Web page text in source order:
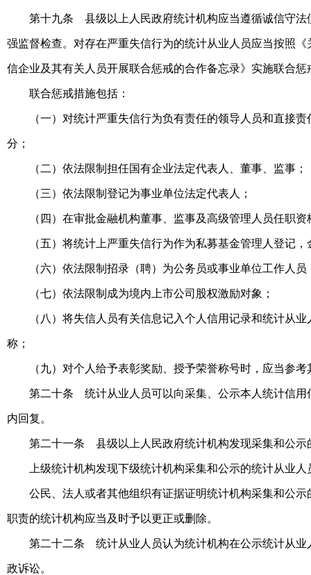
第十九条 县级以上人民政府统计机构应当遵循诚信守法
强监督检查。对存在严重失信行为的统计从业人员应当按照
信企业及其有关人员开展联合惩戒的合作备忘录》实施联合惩
联合惩戒措施包括：
（一）对统计严重失信行为负有责任的领导人员和直接
分；
（二）依法限制担任国有企业法定代表人、董事、监事；
（三）依法限制登记为事业单位法定代表人；
（四）在审批金融机构董事、监事及高级管理人员任职
（五）将统计上严重失信行为作为私募基金管理人登记
（六）依法限制招录（聘）为公务员或事业单位工作人员
（七）依法限制成为境内上市公司股权激励对象；
（八）将失信人员有关信息记入个人信用记录和统计从
称；
（九）对个人给予表彰奖励、授予荣誉称号时，应当参
第二十条 统计从业人员可以向采集、公示本人统计信用
内回复。
第二十一条 县级以上人民政府统计机构发现采集和公
上级统计机构发现下级统计机构采集和公示的统计从业
公民、法人或者其他组织有证据证明统计机构采集和公
职责的统计机构应当及时予以更正或删除。
第二十二条 统计从业人员认为统计机构在公示统计从业
政诉讼。